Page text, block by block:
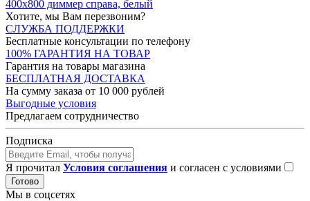
Хотите, мы Вам перезвоним?
СЛУЖБА ПОДДЕРЖКИ
Бесплатные консультации по телефону
100% ГАРАНТИЯ НА ТОВАР
Гарантия на товары магазина
БЕСПЛАТНАЯ ДОСТАВКА
На сумму заказа от 10 000 рублей
Выгодные условия
Предлагаем сотрудничество
Подписка
Я прочитал Условия соглашения и согласен с условиями
Готово
Мы в соцсетях